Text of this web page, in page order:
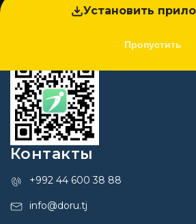
Установить
Пропустить
Контакты
+992 44 600 38 88
info@doru.tj